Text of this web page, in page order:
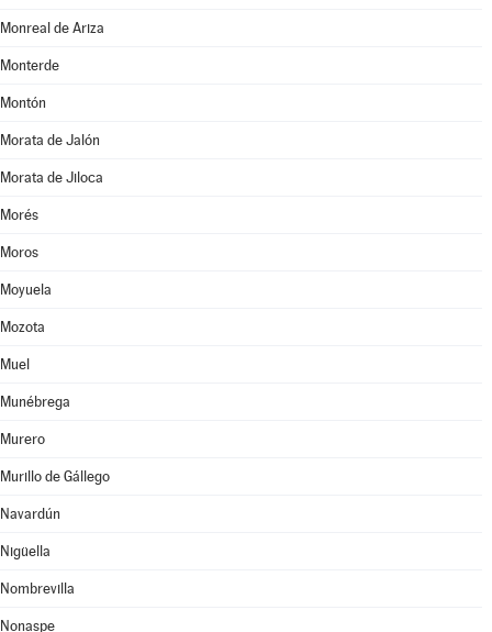
Monreal de Ariza
Monterde
Montón
Morata de Jalón
Morata de Jiloca
Morés
Moros
Moyuela
Mozota
Muel
Munébrega
Murero
Murillo de Gállego
Navardún
Nigüella
Nombrevilla
Nonaspe